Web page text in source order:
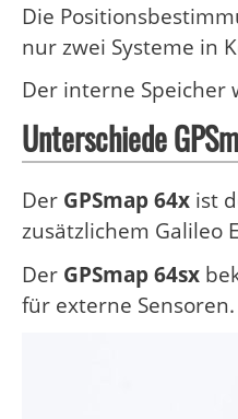
Die
nur zwei Systeme in
Der interne Speicher
Unterschiede
Der GPSmap 64x ist
zusätzlichem Galileo
Der GPSmap 64sx
für externe Sensoren.